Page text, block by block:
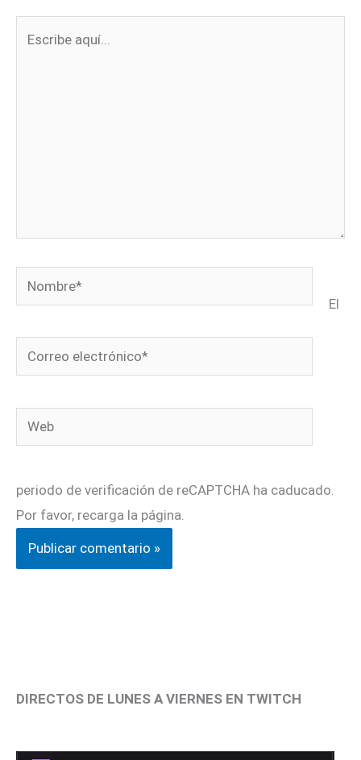
Nombre*
Correo
electrónico*
Web
El
periodo de verificación de reCAPTCHA ha caducado.
Por favor, recarga la página.
DIRECTOS DE LUNES A VIERNES EN TWITCH